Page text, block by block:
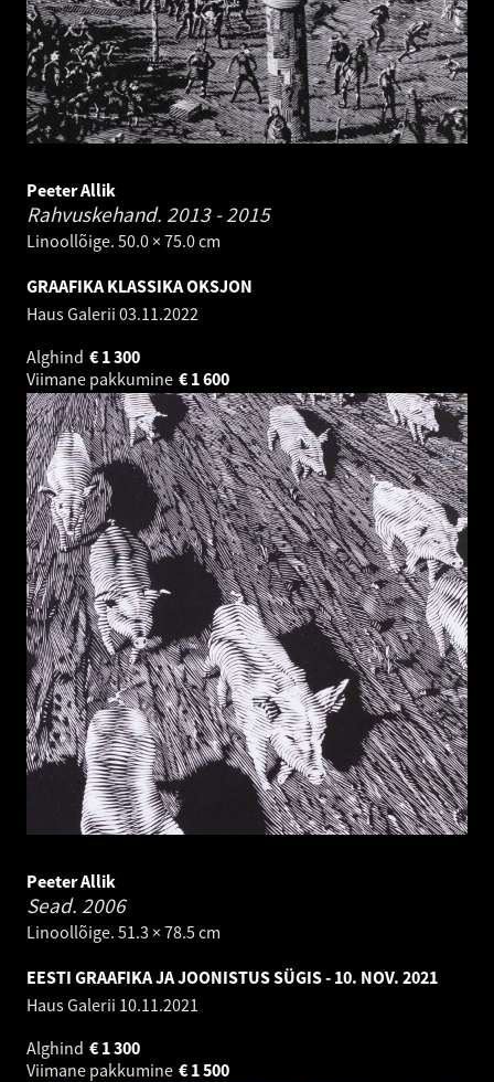
Peeter Allik
Rahvuskehand. 2013 - 2015
Linoollõige. 50.0 × 75.0 cm
GRAAFIKA KLASSIKA OKSJON
Haus Galerii 03.11.2022
Alghind
1 300
€
Viimane pakkumine
1 600
€
Peeter Allik
Sead. 2006
Linoollõige. 51.3 × 78.5 cm
EESTI GRAAFIKA JA JOONISTUS SÜGIS - 10. NOV. 2021
Haus Galerii 10.11.2021
Alghind
1 300
€
Viimane pakkumine
1 500
€